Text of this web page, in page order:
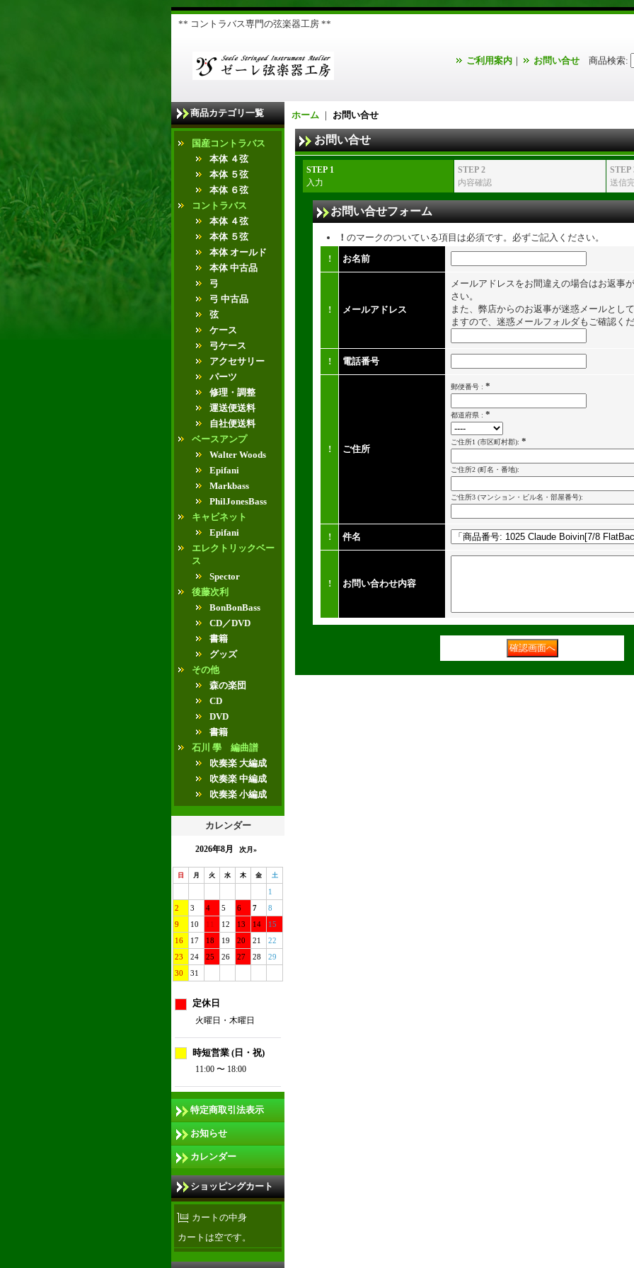
** コントラバス専門の弦楽器工房 **
ご利用案内 ｜ お問い合せ 商品検索:
商品カテゴリ一覧
国産コントラバス
本体 ４弦
本体 ５弦
本体 ６弦
コントラバス
本体 ４弦
本体 ５弦
本体 オールド
本体 中古品
弓
弓 中古品
弦
ケース
弓ケース
アクセサリー
パーツ
修理・調整
運送便送料
自社便送料
ベースアンプ
Walter Woods
Epifani
Markbass
PhilJonesBass
キャビネット
Epifani
エレクトリックベー
ス
Spector
後藤次利
BonBonBass
CD／DVD
書籍
グッズ
その他
森の楽団
CD
DVD
書籍
石川 學 編曲譜
吹奏楽 大編成
吹奏楽 中編成
吹奏楽 小編成
カレンダー
2026年8月 次月»
日 月 火 水 木 金 土
1
2
3 4 5 6 7
8
9
10 11 12 13 14
15
16
17 18 19 20 21
22
23
24 25 26 27 28
29
30
31
定休日
火曜日・木曜日
時短営業 (日・祝)
11:00 〜 18:00
特定商取引法表示
お知らせ
カレンダー
ショッピングカート
カートの中身
カートは空です。
ホーム ｜ お問い合せ
お問い合せ
STEP 1
入力
STEP 2
内容確認
STEP
送信
お問い合せフォーム
！ のマークのついている項目は必須です。必ずご記入ください。
!
お名前
! メールアドレス
メールアドレスをお間違えの場合はお返事
さい。
また、弊店からのお返事が迷惑メールとし
ますので、迷惑メールフォルダもご確認く
! 電話番号
! ご住所
郵便番号 : *
都道府県 : *
ご住所1 (市区町村郡): *
ご住所2 (町名・番地):
ご住所3 (マンション・ビル名・部屋番号):
! 件名
! お問い合わせ内容